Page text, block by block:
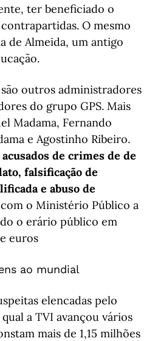
ter beneficiado o
O mesmo
de Almeida, um antigo
outros administradores
do grupo GPS. Mais
Madama, Fernando
e Agostinho Ribeiro.
acusados de crimes de de
falsificação de
e abuso de
o Ministério Público a
o erário público em
euros
ao mundial
elencadas pelo
a TVI avançou vários
mais de 1,15 milhões